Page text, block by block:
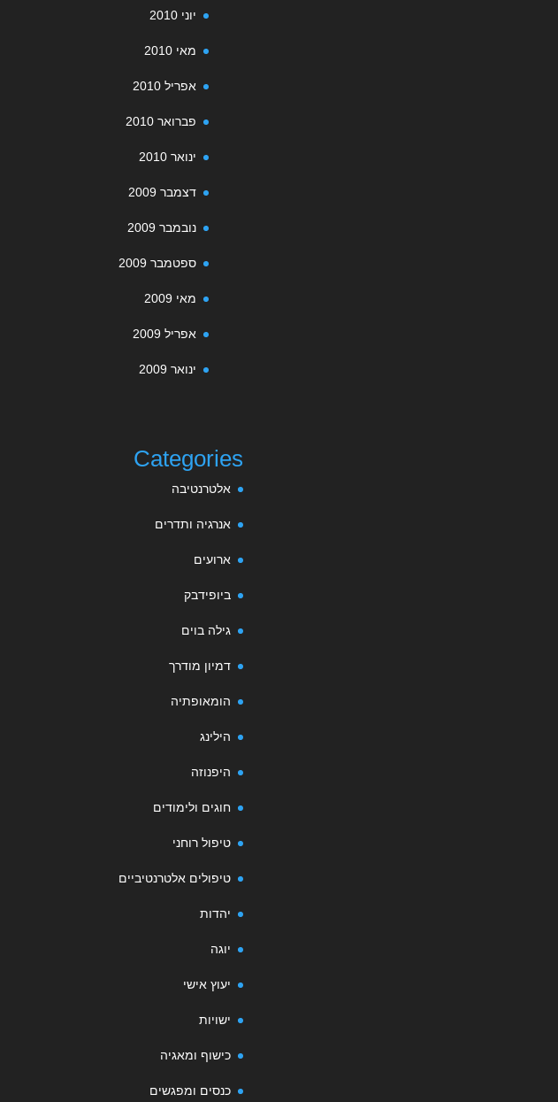
יוני 2010
מאי 2010
אפריל 2010
פברואר 2010
ינואר 2010
דצמבר 2009
נובמבר 2009
ספטמבר 2009
מאי 2009
אפריל 2009
ינואר 2009
Categories
אלטרנטיבה
אנרגיה ותדרים
ארועים
ביופידבק
גילה בוים
דמיון מודרך
הומאופתיה
הילינג
היפנוזה
חוגים ולימודים
טיפול רוחני
טיפולים אלטרנטיביים
יהדות
יוגה
יעוץ אישי
ישויות
כישוף ומאגיה
כנסים ומפגשים